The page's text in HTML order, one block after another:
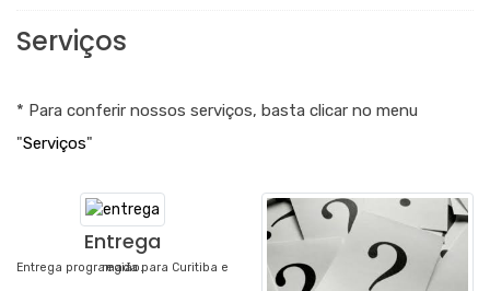
Serviços
* Para conferir nossos serviços, basta clicar no menu
"Serviços"
Entrega
Entrega programada para Curitiba e região.